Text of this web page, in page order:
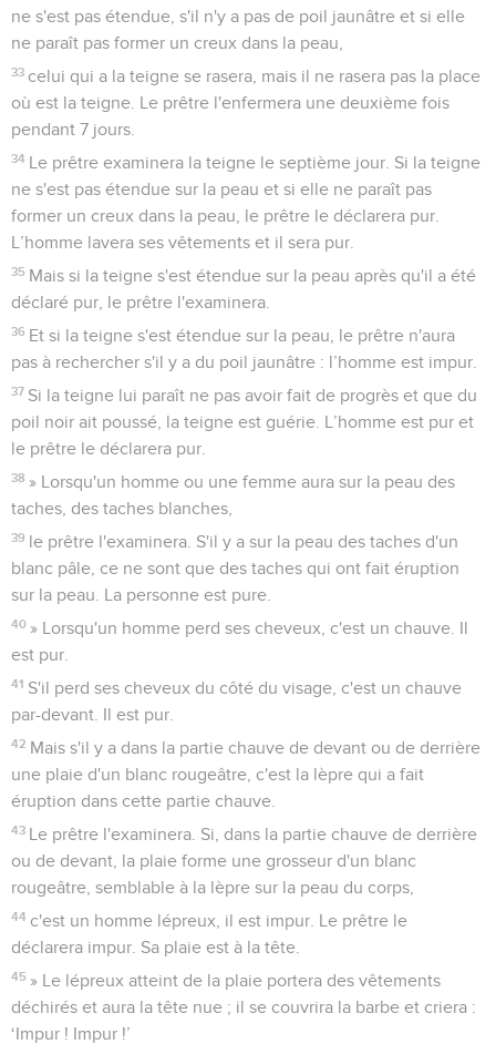
ne s'est pas étendue, s'il n'y a pas de poil jaunâtre et si elle
ne paraît pas former un creux dans la peau,
33 celui qui a la teigne se rasera, mais il ne rasera pas la place
où est la teigne. Le prêtre l'enfermera une deuxième fois
pendant 7 jours.
34 Le prêtre examinera la teigne le septième jour. Si la teigne
ne s'est pas étendue sur la peau et si elle ne paraît pas
former un creux dans la peau, le prêtre le déclarera pur.
L’homme lavera ses vêtements et il sera pur.
35 Mais si la teigne s'est étendue sur la peau après qu'il a été
déclaré pur, le prêtre l'examinera.
36 Et si la teigne s'est étendue sur la peau, le prêtre n'aura
pas à rechercher s'il y a du poil jaunâtre : l’homme est impur.
37 Si la teigne lui paraît ne pas avoir fait de progrès et que du
poil noir ait poussé, la teigne est guérie. L’homme est pur et
le prêtre le déclarera pur.
38 » Lorsqu'un homme ou une femme aura sur la peau des
taches, des taches blanches,
39 le prêtre l'examinera. S'il y a sur la peau des taches d'un
blanc pâle, ce ne sont que des taches qui ont fait éruption
sur la peau. La personne est pure.
40 » Lorsqu'un homme perd ses cheveux, c'est un chauve. Il
est pur.
41 S'il perd ses cheveux du côté du visage, c'est un chauve
par-devant. Il est pur.
42 Mais s'il y a dans la partie chauve de devant ou de derrière
une plaie d'un blanc rougeâtre, c'est la lèpre qui a fait
éruption dans cette partie chauve.
43 Le prêtre l'examinera. Si, dans la partie chauve de derrière
ou de devant, la plaie forme une grosseur d'un blanc
rougeâtre, semblable à la lèpre sur la peau du corps,
44 c'est un homme lépreux, il est impur. Le prêtre le
déclarera impur. Sa plaie est à la tête.
45 » Le lépreux atteint de la plaie portera des vêtements
déchirés et aura la tête nue ; il se couvrira la barbe et criera :
‘Impur ! Impur !’